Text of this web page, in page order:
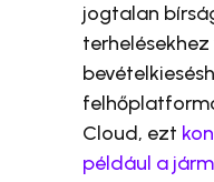
jogtalan
Cloud, ezt
például a